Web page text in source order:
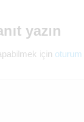
yazın
için oturum